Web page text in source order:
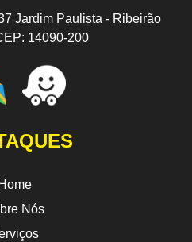
Jardim Paulista - Ribeirão
14090-200
Home
Nós